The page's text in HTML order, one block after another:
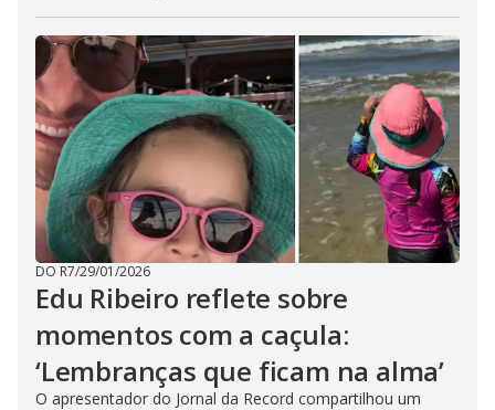
DO R7/29/01/2026
Edu Ribeiro reflete sobre
momentos com a caçula:
‘Lembranças que ficam na alma’
O apresentador do Jornal da Record compartilhou um